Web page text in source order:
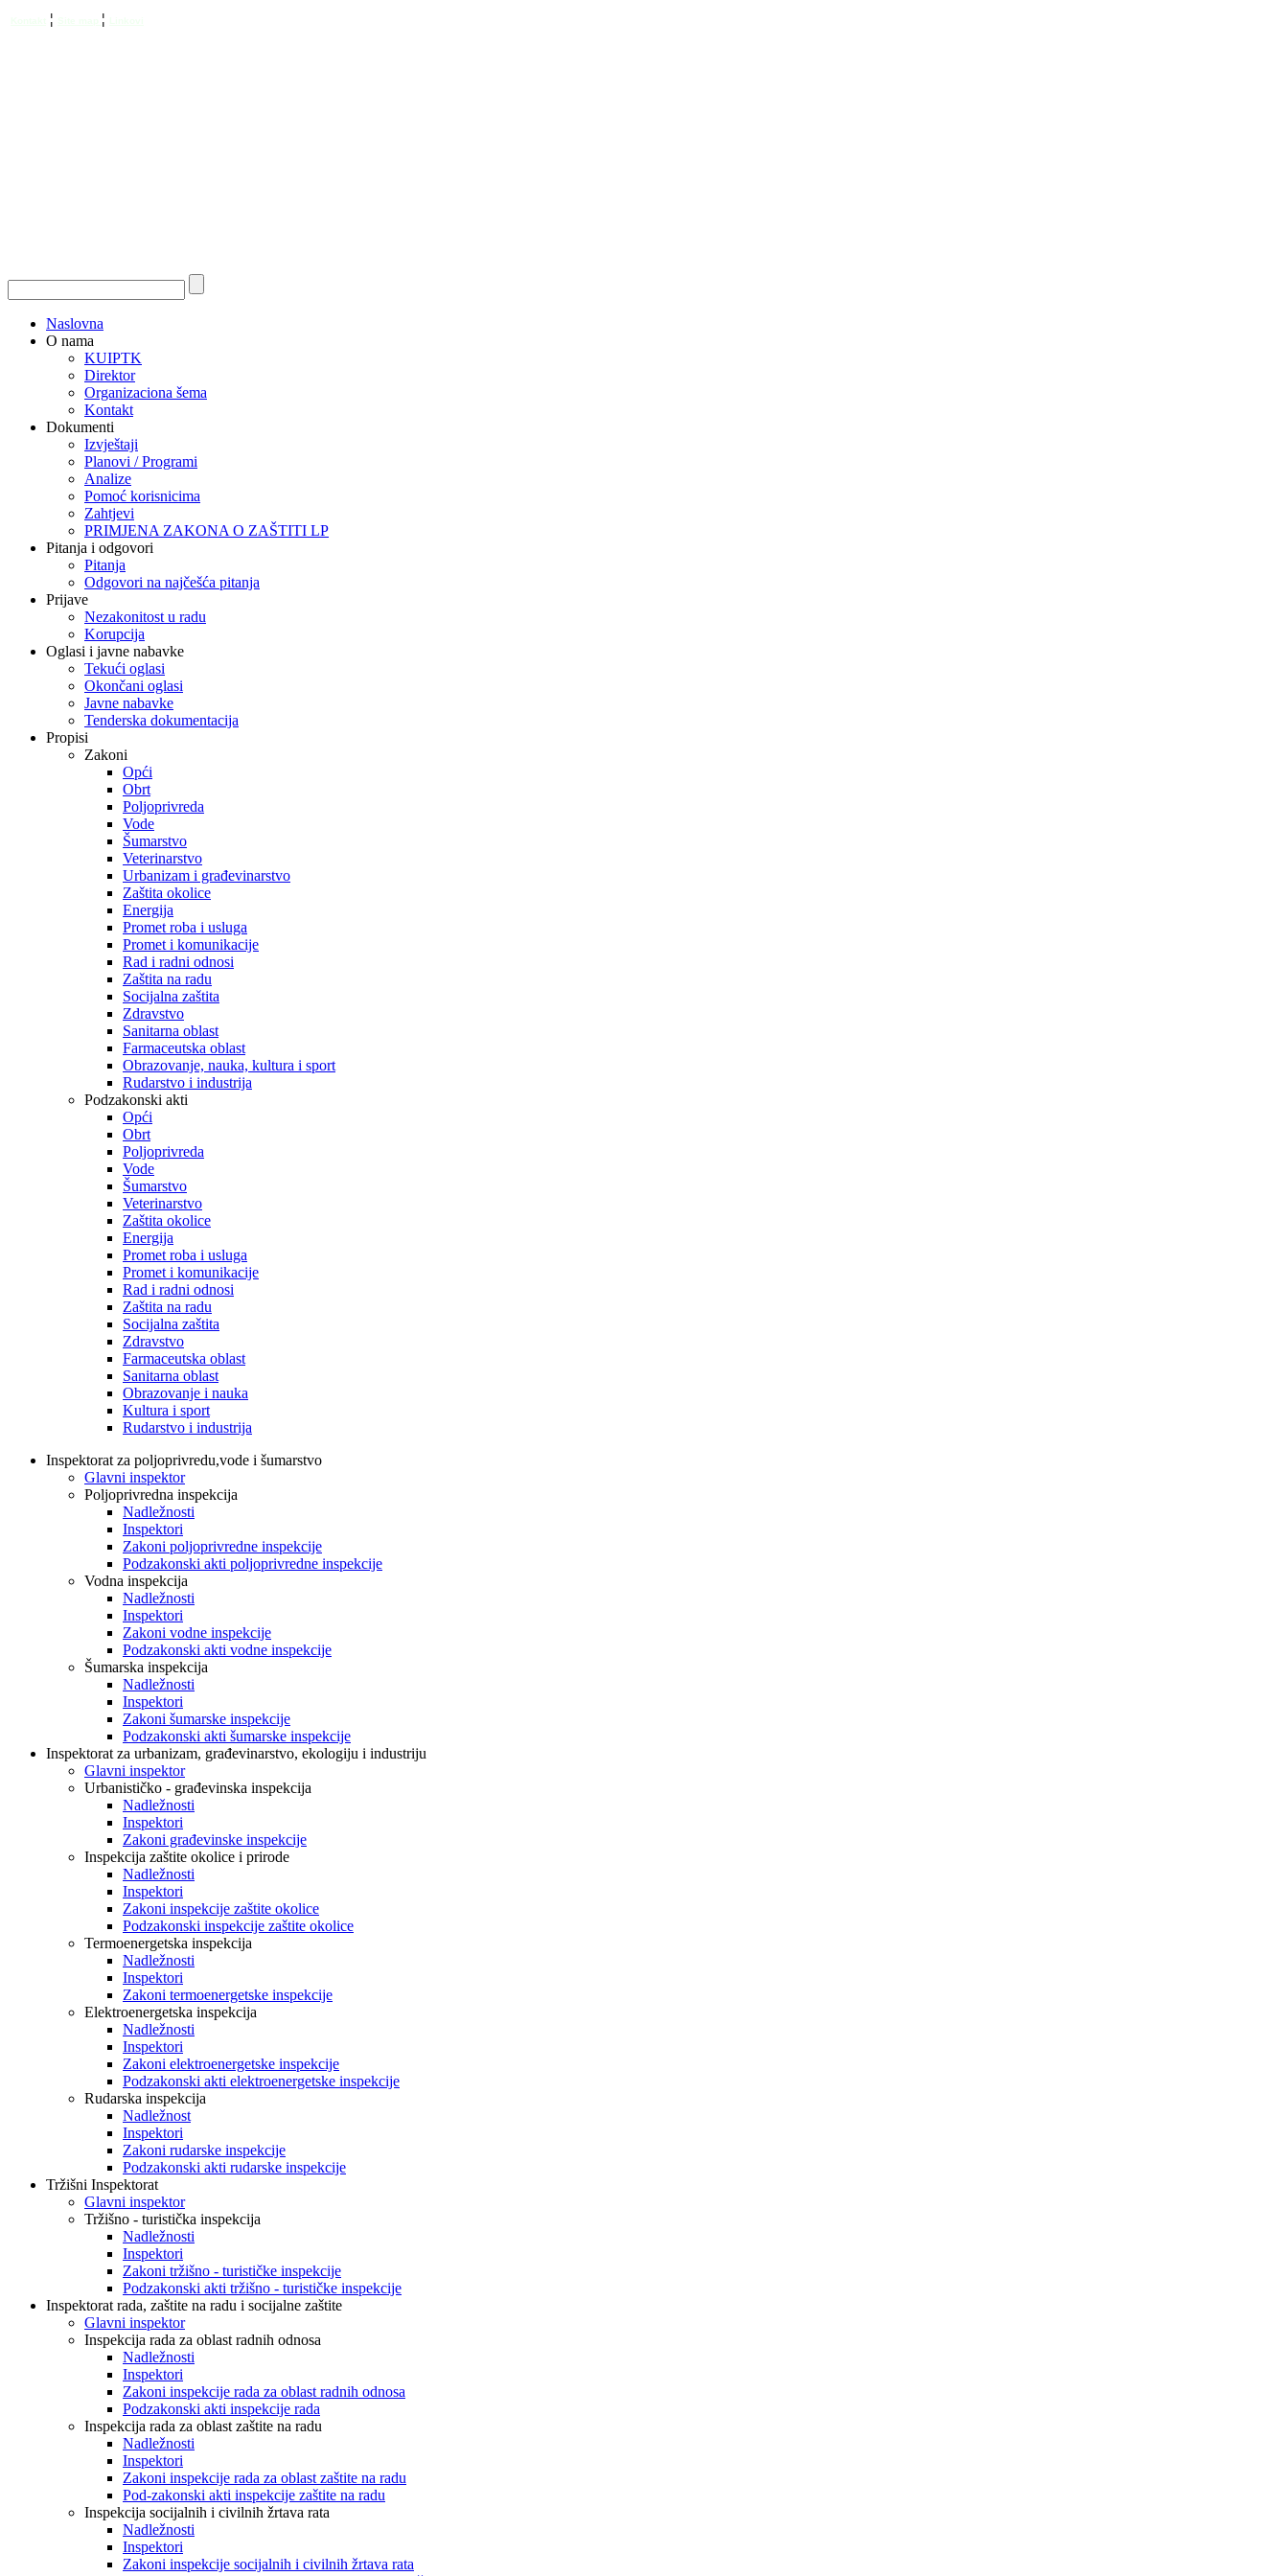
¦ ¦
Naslovna
O nama
KUIPTK
Direktor
Organizaciona šema
Kontakt
Dokumenti
Izvještaji
Planovi / Programi
Analize
Pomoć korisnicima
Zahtjevi
PRIMJENA ZAKONA O ZAŠTITI LP
Pitanja i odgovori
Pitanja
Odgovori na najčešća pitanja
Prijave
Nezakonitost u radu
Korupcija
Oglasi i javne nabavke
Tekući oglasi
Okončani oglasi
Javne nabavke
Tenderska dokumentacija
Propisi
Zakoni
Opći
Obrt
Poljoprivreda
Vode
Šumarstvo
Veterinarstvo
Urbanizam i građevinarstvo
Zaštita okolice
Energija
Promet roba i usluga
Promet i komunikacije
Rad i radni odnosi
Zaštita na radu
Socijalna zaštita
Zdravstvo
Sanitarna oblast
Farmaceutska oblast
Obrazovanje, nauka, kultura i sport
Rudarstvo i industrija
Podzakonski akti
Opći
Obrt
Poljoprivreda
Vode
Šumarstvo
Veterinarstvo
Zaštita okolice
Energija
Promet roba i usluga
Promet i komunikacije
Rad i radni odnosi
Zaštita na radu
Socijalna zaštita
Zdravstvo
Farmaceutska oblast
Sanitarna oblast
Obrazovanje i nauka
Kultura i sport
Rudarstvo i industrija
Inspektorat za poljoprivredu,vode i šumarstvo
Glavni inspektor
Poljoprivredna inspekcija
Nadležnosti
Inspektori
Zakoni poljoprivredne inspekcije
Podzakonski akti poljoprivredne inspekcije
Vodna inspekcija
Nadležnosti
Inspektori
Zakoni vodne inspekcije
Podzakonski akti vodne inspekcije
Šumarska inspekcija
Nadležnosti
Inspektori
Zakoni šumarske inspekcije
Podzakonski akti šumarske inspekcije
Inspektorat za urbanizam, građevinarstvo, ekologiju i industriju
Glavni inspektor
Urbanističko - građevinska inspekcija
Nadležnosti
Inspektori
Zakoni građevinske inspekcije
Inspekcija zaštite okolice i prirode
Nadležnosti
Inspektori
Zakoni inspekcije zaštite okolice
Podzakonski inspekcije zaštite okolice
Termoenergetska inspekcija
Nadležnosti
Inspektori
Zakoni termoenergetske inspekcije
Elektroenergetska inspekcija
Nadležnosti
Inspektori
Zakoni elektroenergetske inspekcije
Podzakonski akti elektroenergetske inspekcije
Rudarska inspekcija
Nadležnost
Inspektori
Zakoni rudarske inspekcije
Podzakonski akti rudarske inspekcije
Tržišni Inspektorat
Glavni inspektor
Tržišno - turistička inspekcija
Nadležnosti
Inspektori
Zakoni tržišno - turističke inspekcije
Podzakonski akti tržišno - turističke inspekcije
Inspektorat rada, zaštite na radu i socijalne zaštite
Glavni inspektor
Inspekcija rada za oblast radnih odnosa
Nadležnosti
Inspektori
Zakoni inspekcije rada za oblast radnih odnosa
Podzakonski akti inspekcije rada
Inspekcija rada za oblast zaštite na radu
Nadležnosti
Inspektori
Zakoni inspekcije rada za oblast zaštite na radu
Pod-zakonski akti inspekcije zaštite na radu
Inspekcija socijalnih i civilnih žrtava rata
Nadležnosti
Inspektori
Zakoni inspekcije socijalnih i civilnih žrtava rata